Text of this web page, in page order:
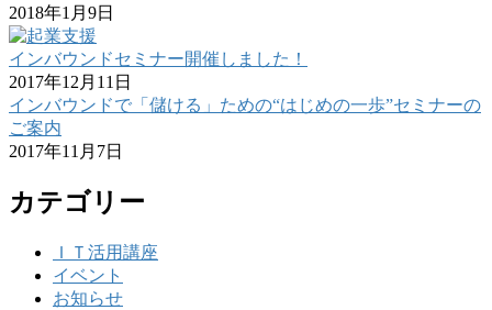
2018年1月9日
インバウンドセミナー開催しました！
2017年12月11日
インバウンドで「儲ける」ための“はじめの一歩”セミナーの
ご案内
2017年11月7日
カテゴリー
ＩＴ活用講座
イベント
お知らせ